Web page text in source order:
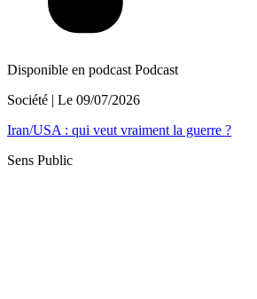
Disponible en podcast Podcast
Société | Le 09/07/2026
Iran/USA : qui veut vraiment la guerre ?
Sens Public